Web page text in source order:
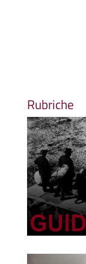
Rubriche